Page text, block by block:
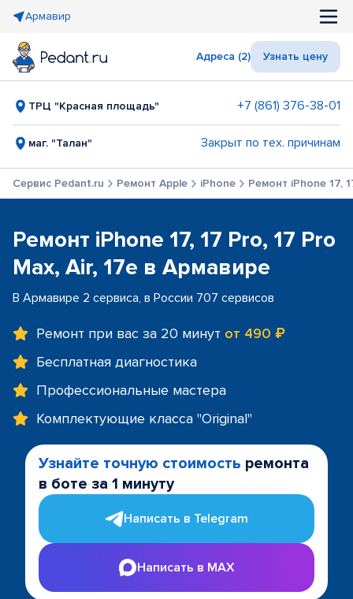
Армавир
Адреса (2) Узнать цену
ТРЦ "Красная площадь" +7 (861) 376-38-01
маг. "Талан" Закрыт по тех. причинам
Сервис Pedant.ru Ремонт Apple iPhone Ремонт iPhone 17,
Ремонт iPhone 17, 17 Pro, 17 Pro
Max, Air, 17e в Армавире
В Армавире 2 сервиса, в России 707 сервисов
Ремонт при вас за 20 минут от 490 ₽
Бесплатная диагностика
Профессиональные мастера
Комплектующие класса "Original"
Узнайте точную стоимость ремонта
в боте за 1 минуту
Написать в Telegram
Написать в MAX